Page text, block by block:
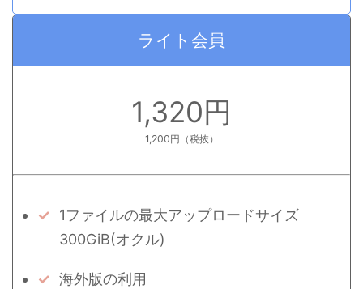
ライト会員
1,320円
1,200円（税抜）
1ファイルの最大アップロードサイズ
300GiB(オクル)
海外版の利用